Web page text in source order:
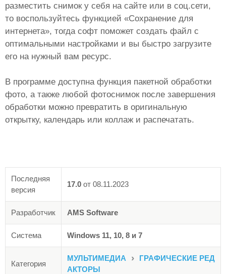
разместить снимок у себя на сайте или в соц.сети,
то воспользуйтесь функцией «Сохранение для
интернета», тогда софт поможет создать файл с
оптимальными настройками и вы быстро загрузите
его на нужный вам ресурс.
В программе доступна функция пакетной обработки
фото, а также любой фотоснимок после завершения
обработки можно превратить в оригинальную
открытку, календарь или коллаж и распечатать.
Последняя
версия
17.0 от 08.11.2023
Разработчик AMS Software
Система Windows 11, 10, 8 и 7
Категория
МУЛЬТИМЕДИА ›
ГРАФИЧЕСКИЕ РЕД
АКТОРЫ